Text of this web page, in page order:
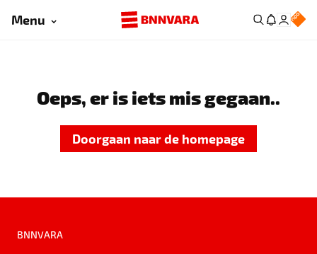
Menu
Oeps, er is iets mis gegaan..
Doorgaan naar de homepage
BNNVARA